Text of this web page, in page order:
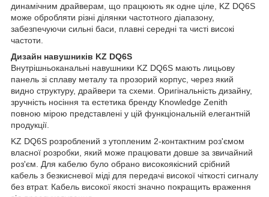
динамічним драйверам, що працюють як одне ціле, KZ DQ6S
може обробляти різні ділянки частотного діапазону,
забезпечуючи сильні баси, плавні середні та чисті високі
частоти.
Дизайн навушників KZ DQ6S
Внутрішньоканальні навушники KZ DQ6S мають лицьову
панель зі сплаву металу та прозорий корпус, через який
видно структуру, драйвери та схеми. Оригінальність дизайну,
зручність носіння та естетика бренду Knowledge Zenith
повною мірою представлені у цій функціональній елегантній
продукції.
KZ DQ6S розроблений з утопленим 2-контактним роз'ємом
власної розробки, який може працювати довше за звичайний
роз'єм. Для кабелю було обрано високоякісний срібний
кабель з безкисневої міді для передачі високої чіткості сигналу
без втрат. Кабель високої якості значно покращить враження